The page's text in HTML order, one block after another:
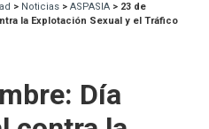
> Noticias> ASPASIA> 23 de
la Explotación Sexual y el Tráfico
Día